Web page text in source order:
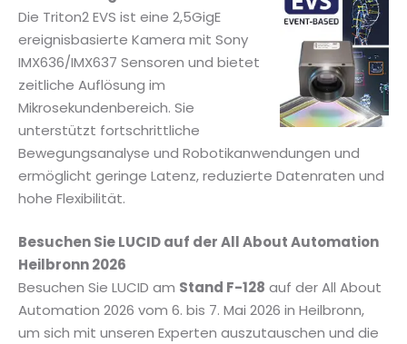
Die Triton2 EVS ist eine 2,5GigE
ereignisbasierte Kamera mit Sony
IMX636/IMX637 Sensoren und bietet
zeitliche Auflösung im
Mikrosekundenbereich. Sie
unterstützt fortschrittliche
Bewegungsanalyse und Robotikanwendungen und
ermöglicht geringe Latenz, reduzierte Datenraten und
hohe Flexibilität.
Besuchen Sie LUCID auf der All About Automation
Heilbronn 2026
Besuchen Sie LUCID am Stand F-128 auf der All About
Automation 2026 vom 6. bis 7. Mai 2026 in Heilbronn,
um sich mit unseren Experten auszutauschen und die